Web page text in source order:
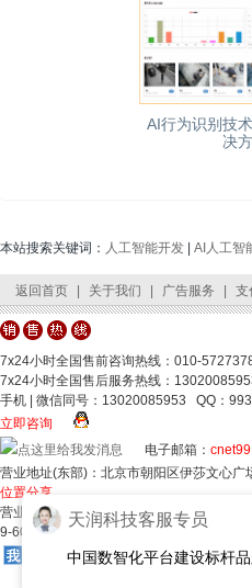
AI行为识别技
决
本站搜索关键词： 人工智能开发 AI人工智
返回首页 关于我们 广告服务 支
客服中心
7x24小时全国售前咨询热线：010-
7x24小时全国售后服务热线：
手机 | 微信同号：13020085953 QQ：
立即咨询
电子邮箱：
营业地址(东部)：北京市朝阳区伊莎文心广
位置分享
营业地址(西部)：北京市丰台区汽车博物馆
9-605
天润科技客服专员
中国数智化平台建设标杆品